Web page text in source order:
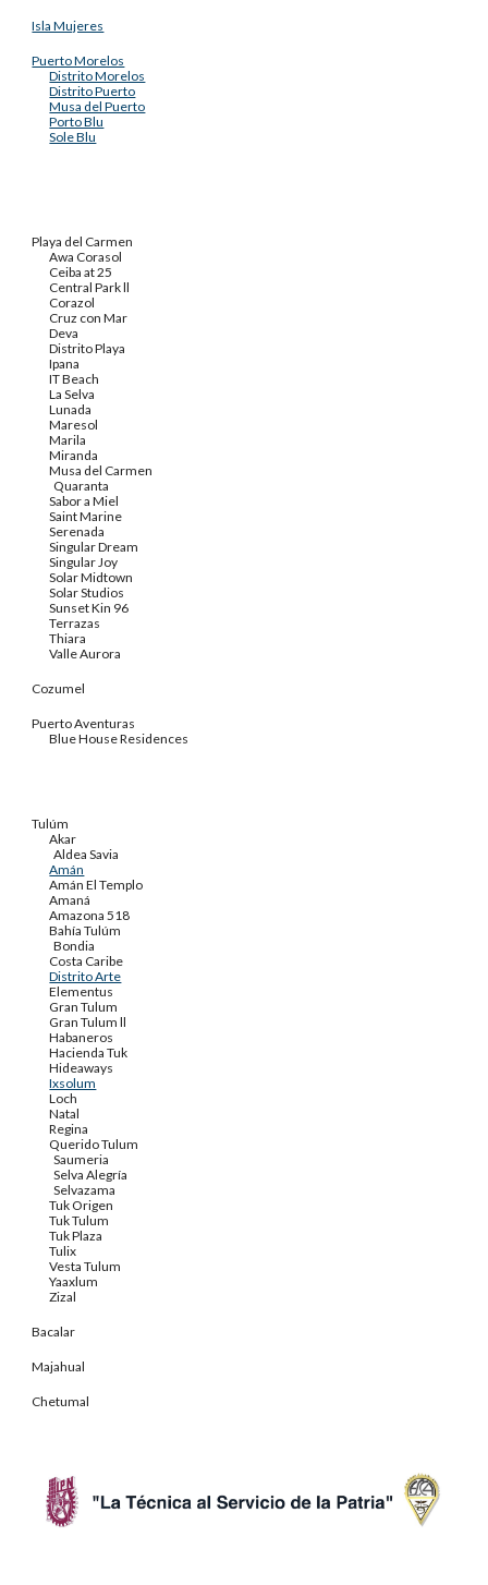
Isla Mujeres
Puerto Morelos
Distrito Morelos
Distrito Puerto
Musa del Puerto
Porto Blu
Sole Blu
Playa del Carmen
Awa Corasol
Ceiba at 25
Central Park ll
Corazol
Cruz con Mar
Deva
Distrito Playa
Ipana
IT Beach
La Selva
Lunada
Maresol
Marila
Miranda
Musa del Carmen
Quaranta
Sabor a Miel
Saint Marine
Serenada
Singular Dream
Singular Joy
Solar Midtown
Solar Studios
Sunset Kin 96
Terrazas
Thiara
Valle Aurora
Cozumel
Puerto Aventuras
Blue House Residences
Tulúm
Akar
Aldea Savia
Amán
Amán El Templo
Amaná
Amazona 518
Bahía Tulúm
Bondia
Costa Caribe
Distrito Arte
Elementus
Gran Tulum
Gran Tulum ll
Habaneros
Hacienda Tuk
Hideaways
Ixsolum
Loch
Natal
Regina
Querido Tulum
Saumeria
Selva Alegría
Selvazama
Tuk Origen
Tuk Tulum
Tuk Plaza
Tulix
Vesta Tulum
Yaaxlum
Zizal
Bacalar
Majahual
Chetumal